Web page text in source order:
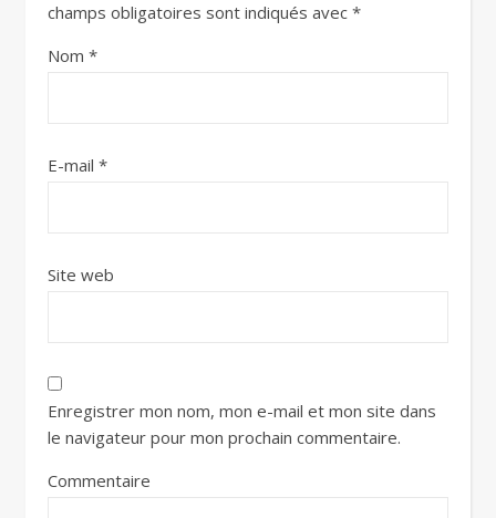
champs obligatoires sont indiqués avec *
Nom *
E-mail *
Site web
Enregistrer mon nom, mon e-mail et mon site dans
le navigateur pour mon prochain commentaire.
Commentaire